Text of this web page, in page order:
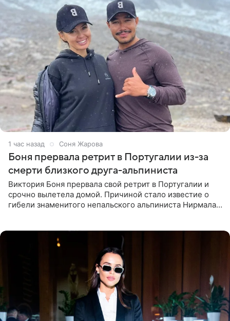
1 час назад Соня Жарова
Боня прервала ретрит в Португалии из-за
смерти близкого друга-альпиниста
Виктория Боня прервала свой ретрит в Португалии и
срочно вылетела домой. Причиной стало известие о
гибели знаменитого непальского альпиниста Нирмала